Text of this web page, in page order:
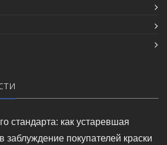
стандарта: как устаревшая
заблуждение покупателей краски